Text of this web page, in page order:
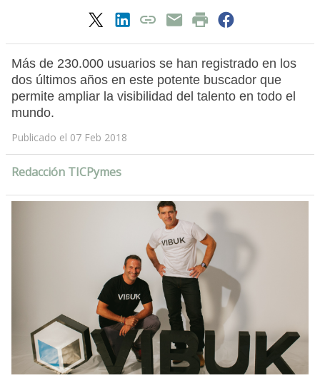
Más de 230.000 usuarios se han registrado en los
dos últimos años en este potente buscador que
permite ampliar la visibilidad del talento en todo el
mundo.
Publicado el 07 Feb 2018
Redacción TICPymes